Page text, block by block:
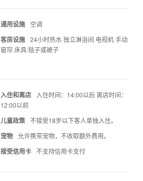
通用设施 空调
客房设施 24小时热水 独立淋浴间 电视机 手动
窗帘 床具:毯子或被子
入住和离店
入住时间：14:00以后 离店时间：
12:00以前
儿童政策 不接受18岁以下客人单独入住。
宠物 允许携带宠物，不收取额外费用。
接受信用卡 不支持信用卡支付